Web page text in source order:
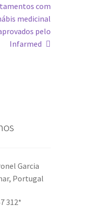
com
medicinal
pelo
Infarmed
Garcia
Portugal
312*